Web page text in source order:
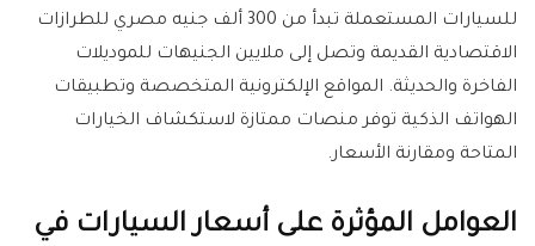
للسيارات المستعملة تبدأ من 300 ألف جنيه مصري للطرازات
الاقتصادية القديمة وتصل إلى ملايين الجنيهات للموديلات
الفاخرة والحديثة. المواقع الإلكترونية المتخصصة وتطبيقات
الهواتف الذكية توفر منصات ممتازة لاستكشاف الخيارات
المتاحة ومقارنة الأسعار.
العوامل المؤثرة على أسعار السيارات في